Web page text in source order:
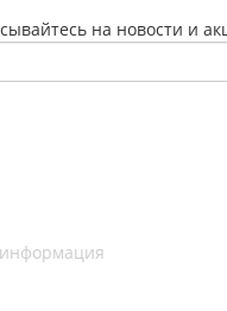
на новости и